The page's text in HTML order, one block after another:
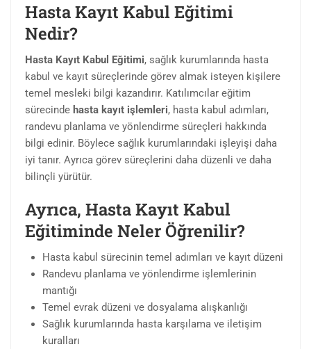
Hasta Kayıt Kabul Eğitimi
Nedir?
Hasta Kayıt Kabul Eğitimi, sağlık kurumlarında hasta
kabul ve kayıt süreçlerinde görev almak isteyen kişilere
temel mesleki bilgi kazandırır. Katılımcılar eğitim
sürecinde hasta kayıt işlemleri, hasta kabul adımları,
randevu planlama ve yönlendirme süreçleri hakkında
bilgi edinir. Böylece sağlık kurumlarındaki işleyişi daha
iyi tanır. Ayrıca görev süreçlerini daha düzenli ve daha
bilinçli yürütür.
Ayrıca, Hasta Kayıt Kabul
Eğitiminde Neler Öğrenilir?
Hasta kabul sürecinin temel adımları ve kayıt düzeni
Randevu planlama ve yönlendirme işlemlerinin
mantığı
Temel evrak düzeni ve dosyalama alışkanlığı
Sağlık kurumlarında hasta karşılama ve iletişim
kuralları